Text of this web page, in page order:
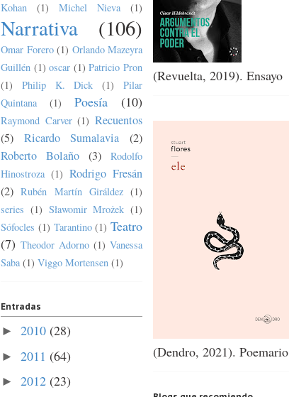
Kohan
(1) Michel Nieva (1)
Narrativa (106)
Omar Forero (1) Orlando Mazeyra
Guillén (1) oscar (1) Patricio Pron
(1)
Philip K. Dick (1)
Pilar
Quintana
(1) Poesía (10)
Raymond Carver (1) Recuentos
(5)
Ricardo Sumalavia
(2)
Roberto Bolaño (3)
Rodolfo
Hinostroza (1) Rodrigo Fresán
(2) Rubén Martín Giráldez (1)
series (1) Sławomir Mrożek (1)
Sófocles (1) Tarantino (1) Teatro
(7) Theodor Adorno (1) Vanessa
Saba (1) Viggo Mortensen (1)
Entradas
► 2010 (28)
► 2011 (64)
► 2012 (23)
(Revuelta, 2019). Ensayo
(Dendro, 2021). Poemario